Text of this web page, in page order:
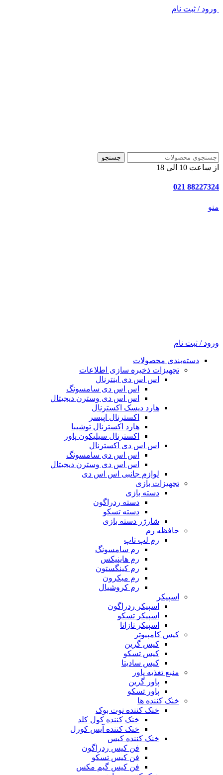
ورود / ثبت نام
جستجو
از ساعت 10 الی 18
88227324 021
منو
ورود / ثبت نام
دسته‌بندی محصولات
تجهیزات ذخیره سازی اطلاعات
اس اس دی اینترنال
اس اس دی سامسونگ
اس اس دی وسترن دیجیتال
هارد دیسک اکسترنال
اکسترنال اپیسر
هارد اکسترنال توشیبا
اکسترنال سیلیکون پاور
اس اس دی اکسترنال
اس اس دی سامسونگ
اس اس دی وسترن دیجیتال
لوازم جانبی اس اس دی
تجهیزات بازی
دسته بازی
دسته ردراگون
دسته تسکو
شارژر دسته بازی
حافظه رم
رم لپ تاپ
رم سامسونگ
رم هاینیکس
رم کینگستون
رم میکرون
رم کروشیال
اسپیکر
اسپیکر ردراگون
اسپیکر تسکو
اسپیکر تازاتا
کیس کامپیوتر
کیس گرین
کیس تسکو
کیس سادیتا
منبع تغذیه‌ پاور
پاور گرین
پاور تسکو
خنک کننده ها
خنک کننده نوت بوک
خنک کننده کول کلد
خنک کننده آیس کورل
خنک کننده کیس
فن کیس ردراگون
فن کیس تسکو
فن کیس گیم مکس